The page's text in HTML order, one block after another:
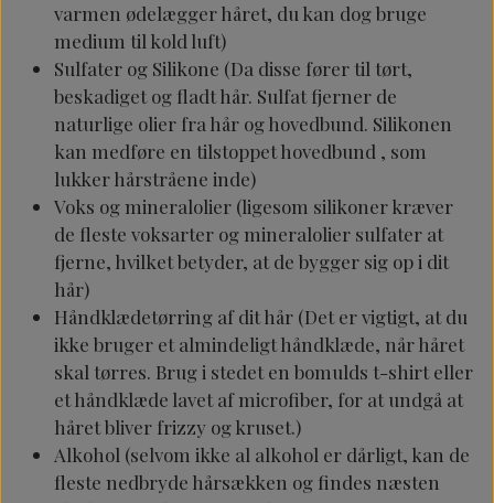
varmen ødelægger håret, du kan dog bruge
medium til kold luft)
Sulfater og Silikone (Da disse fører til tørt,
beskadiget og fladt hår. Sulfat fjerner de
naturlige olier fra hår og hovedbund. Silikonen
kan medføre en tilstoppet hovedbund , som
lukker hårstråene inde)
Voks og mineralolier (ligesom silikoner kræver
de fleste voksarter og mineralolier sulfater at
fjerne, hvilket betyder, at de bygger sig op i dit
hår)
Håndklædetørring af dit hår (Det er vigtigt, at du
ikke bruger et almindeligt håndklæde, når håret
skal tørres. Brug i stedet en bomulds t-shirt eller
et håndklæde lavet af microfiber, for at undgå at
håret bliver frizzy og kruset.)
Alkohol (selvom ikke al alkohol er dårligt, kan de
fleste nedbryde hårsækken og findes næsten